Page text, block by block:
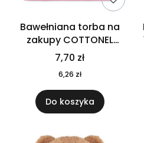
Bawełniana torba na
zakupy COTTONEL
COLOUR++ MO9846-11
7,70 zł
6,26 zł
Do koszyka